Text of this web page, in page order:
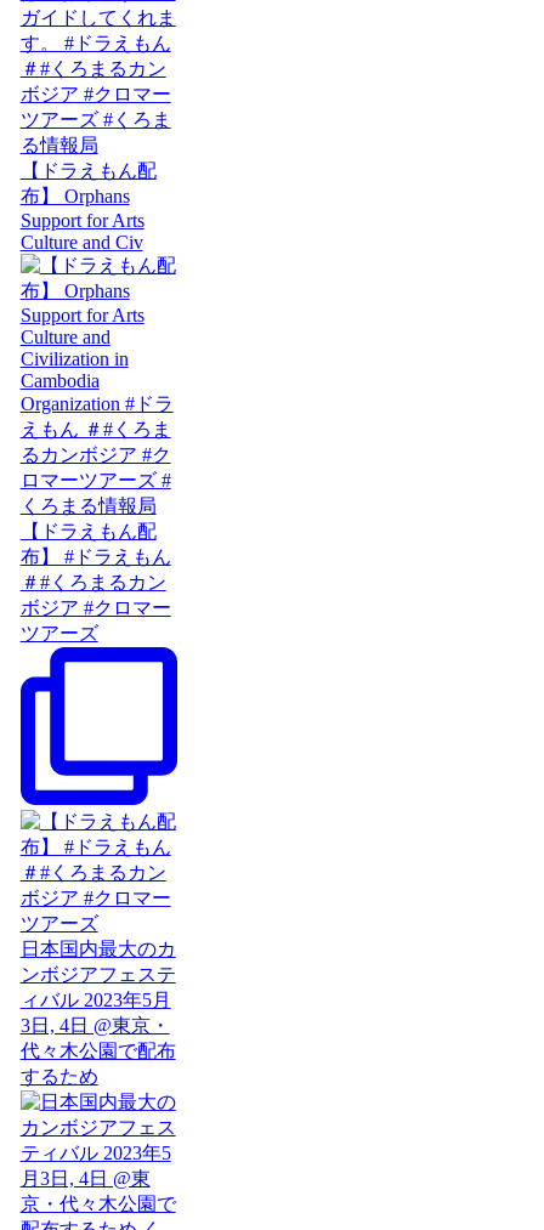
【ドラえもん配
布】 Orphans
Support for Arts
Culture and Civ
【ドラえもん配
布】 #ドラえもん
＃#くろまるカン
ボジア #クロマー
ツアーズ
日本国内最大のカ
ンボジアフェステ
ィバル 2023年5月
3日, 4日 @東京・
代々木公園で配布
するため